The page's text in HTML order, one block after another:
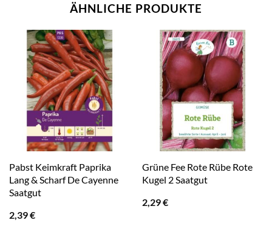
ÄHNLICHE PRODUKTE
Pabst Keimkraft Paprika
Lang & Scharf De Cayenne
Saatgut
2,39€
Grüne Fee Rote Rübe Rote
Kugel 2 Saatgut
2,29€